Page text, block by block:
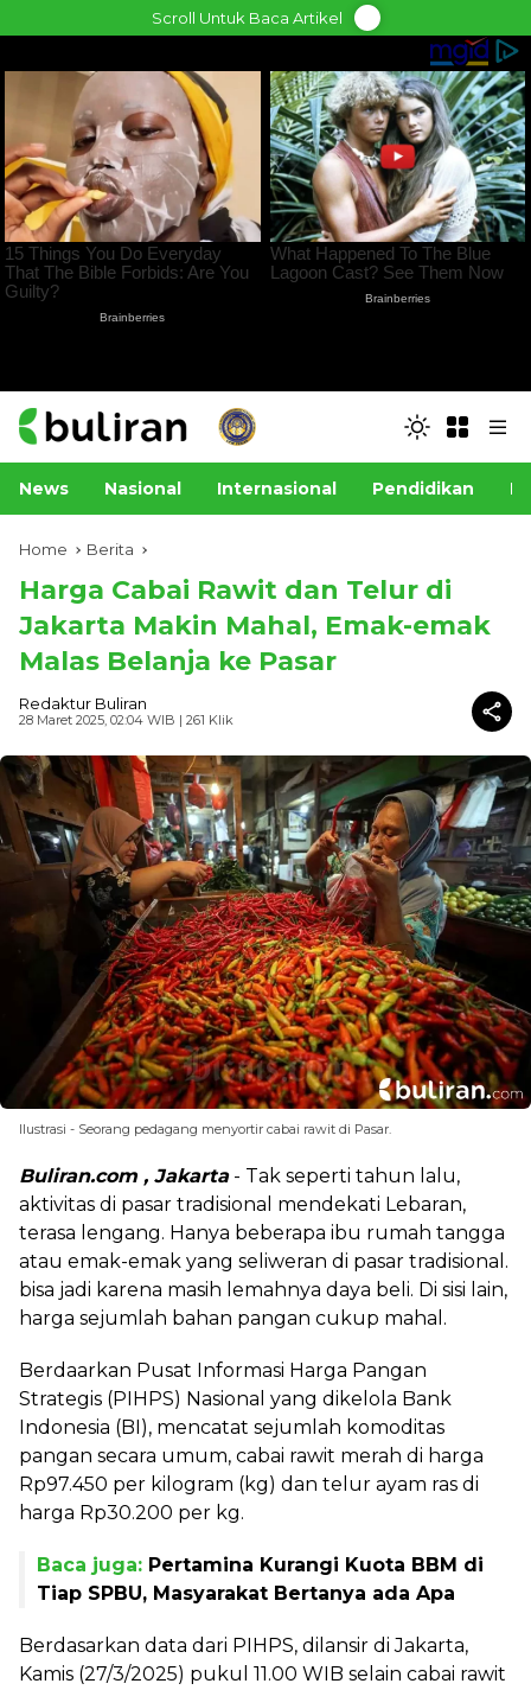
to
Scroll Untuk Baca Artikel
News Nasional Internasional Pendidikan
Home Berita
Harga Cabai Rawit dan Telur di
Jakarta Makin Mahal, Emak-emak
Malas Belanja ke Pasar
Redaktur Buliran
28 Maret 2025, 02:04 WIB | 261 Klik
Ilustrasi - Seorang pedagang menyortir cabai rawit di Pasar.
Buliran.com , Jakarta- Tak seperti tahun lalu,
aktivitas di pasar tradisional mendekati Lebaran,
terasa lengang. Hanya beberapa ibu rumah tangga
atau emak-emak yang seliweran di pasar tradisional.
bisa jadi karena masih lemahnya daya beli. Di sisi lain,
harga sejumlah bahan pangan cukup mahal.
Berdaarkan Pusat Informasi Harga Pangan
Strategis (PIHPS) Nasional yang dikelola Bank
Indonesia (BI), mencatat sejumlah komoditas
pangan secara umum, cabai rawit merah di harga
Rp97.450 per kilogram (kg) dan telur ayam ras di
harga Rp30.200 per kg.
Baca juga: Pertamina Kurangi Kuota BBM di
Tiap SPBU, Masyarakat Bertanya ada Apa
Berdasarkan data dari PIHPS, dilansir di Jakarta,
Kamis (27/3/2025) pukul 11.00 WIB selain cabai rawit